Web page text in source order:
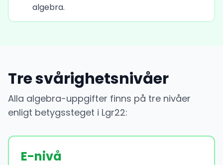
algebra.
Tre svårighetsnivåer
Alla algebra-uppgifter finns på tre nivåer
enligt betygssteget i Lgr22:
E-nivå